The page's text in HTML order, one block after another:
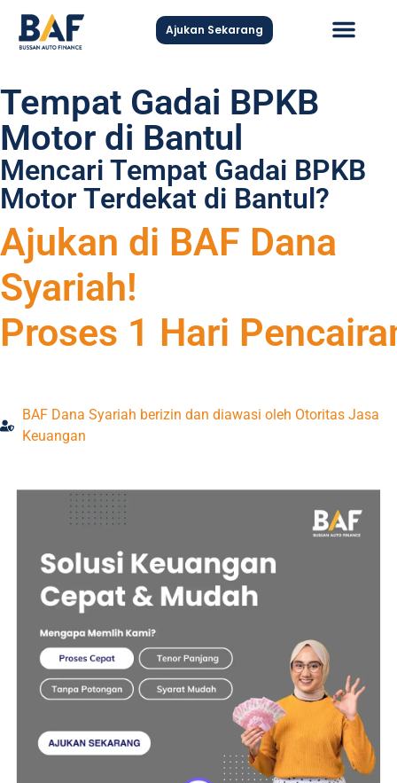
Ajukan Sekarang
Tempat Gadai BPKB
Motor di Bantul
Mencari Tempat Gadai BPKB
Motor Terdekat di Bantul?
Ajukan di BAF Dana
Syariah!
Proses 1 Hari
BAF Dana Syariah berizin dan diawasi oleh Otoritas Jasa
Keuangan